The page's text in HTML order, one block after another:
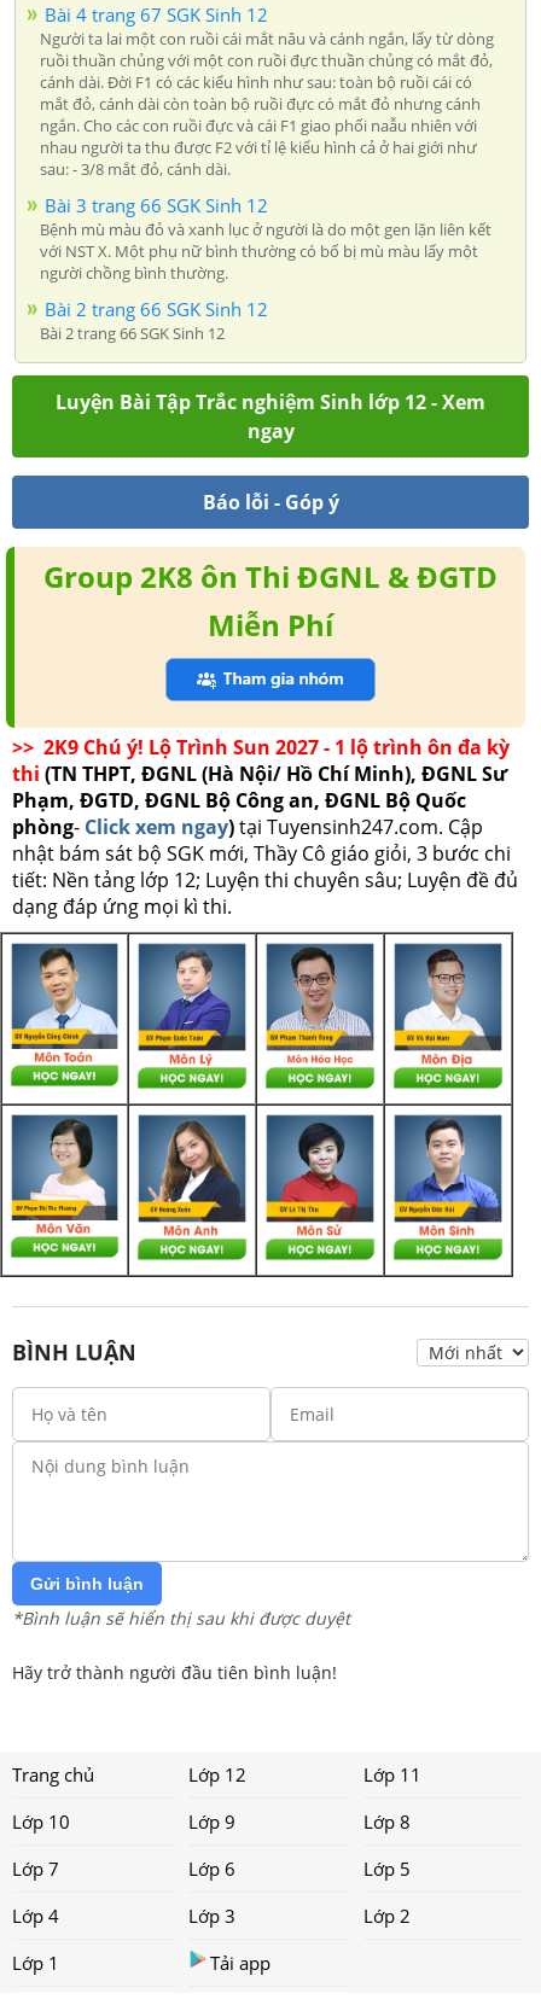
Bài 4 trang 67 SGK Sinh 12
Người ta lai một con ruồi cái mắt nâu và cánh ngắn, lấy từ dòng
ruồi thuần chủng với một con ruồi đực thuần chủng có mắt đỏ,
cánh dài. Đời F1 có các kiểu hình như sau: toàn bộ ruồi cái có
mắt đỏ, cánh dài còn toàn bộ ruồi đực có mắt đỏ nhưng cánh
ngắn. Cho các con ruồi đực và cái F1 giao phối naẫu nhiên với
nhau người ta thu được F2 với tỉ lệ kiểu hình cả ở hai giới như
sau: - 3/8 mắt đỏ, cánh dài.
Bài 3 trang 66 SGK Sinh 12
Bệnh mù màu đỏ và xanh lục ở người là do một gen lặn liên kết
với NST X. Một phụ nữ bình thường có bố bị mù màu lấy một
người chồng bình thường.
Bài 2 trang 66 SGK Sinh 12
Bài 2 trang 66 SGK Sinh 12
Luyện Bài Tập Trắc nghiệm Sinh lớp 12 - Xem
ngay
Báo lỗi - Góp ý
Group 2K8 ôn Thi ĐGNL & ĐGTD
Miễn Phí
>> 2K9 Chú ý! Lộ Trình Sun 2027 - 1 lộ trình ôn đa kỳ
thi (TN THPT, ĐGNL (Hà Nội/ Hồ Chí Minh), ĐGNL Sư
Phạm, ĐGTD, ĐGNL Bộ Công an, ĐGNL Bộ Quốc
phòng- Click xem ngay)tại Tuyensinh247.com. Cập
nhật bám sát bộ SGK mới, Thầy Cô giáo giỏi, 3 bước chi
tiết: Nền tảng lớp 12; Luyện thi chuyên sâu; Luyện đề đủ
dạng đáp ứng mọi kì thi.
BÌNH LUẬN
Gửi bình luận
*Bình luận sẽ hiển thị sau khi được duyệt
Hãy trở thành người đầu tiên bình luận!
Trang chủ Lớp 12
Lớp 11
Lớp 10
Lớp 9
Lớp 8
Lớp 7
Lớp 6
Lớp 5
Lớp 4
Lớp 3
Lớp 2
Lớp 1
Tải app